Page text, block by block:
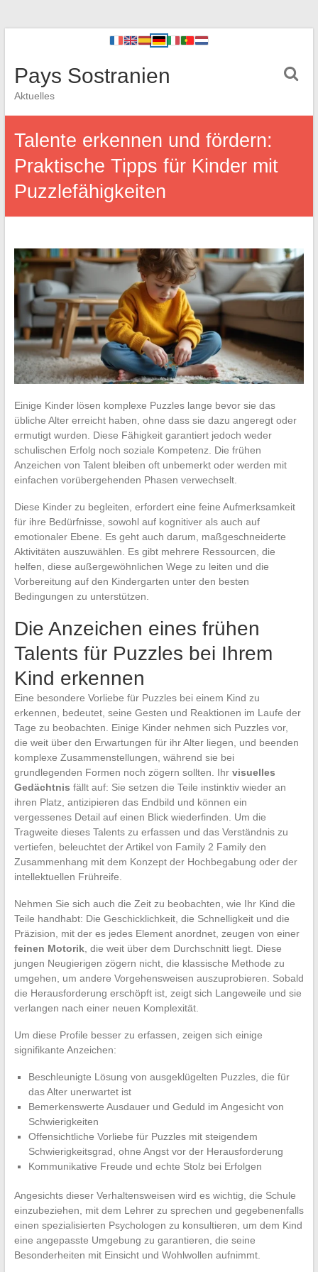
Pays Sostranien
Aktuelles
Talente erkennen und fördern:
Praktische Tipps für Kinder mit
Puzzlefähigkeiten
Einige Kinder lösen komplexe Puzzles lange bevor sie das
übliche Alter erreicht haben, ohne dass sie dazu angeregt oder
ermutigt wurden. Diese Fähigkeit garantiert jedoch weder
schulischen Erfolg noch soziale Kompetenz. Die frühen
Anzeichen von Talent bleiben oft unbemerkt oder werden mit
einfachen vorübergehenden Phasen verwechselt.
Diese Kinder zu begleiten, erfordert eine feine Aufmerksamkeit
für ihre Bedürfnisse, sowohl auf kognitiver als auch auf
emotionaler Ebene. Es geht auch darum, maßgeschneiderte
Aktivitäten auszuwählen. Es gibt mehrere Ressourcen, die
helfen, diese außergewöhnlichen Wege zu leiten und die
Vorbereitung auf den Kindergarten unter den besten
Bedingungen zu unterstützen.
Die Anzeichen eines frühen
Talents für Puzzles bei Ihrem
Kind erkennen
Eine besondere Vorliebe für Puzzles bei einem Kind zu
erkennen, bedeutet, seine Gesten und Reaktionen im Laufe der
Tage zu beobachten. Einige Kinder nehmen sich Puzzles vor,
die weit über den Erwartungen für ihr Alter liegen, und beenden
komplexe Zusammenstellungen, während sie bei
grundlegenden Formen noch zögern sollten. Ihr visuelles
Gedächtnis fällt auf: Sie setzen die Teile instinktiv wieder an
ihren Platz, antizipieren das Endbild und können ein
vergessenes Detail auf einen Blick wiederfinden. Um die
Tragweite dieses Talents zu erfassen und das Verständnis zu
vertiefen, beleuchtet der Artikel von Family 2 Family den
Zusammenhang mit dem Konzept der Hochbegabung oder der
intellektuellen Frühreife.
Nehmen Sie sich auch die Zeit zu beobachten, wie Ihr Kind die
Teile handhabt: Die Geschicklichkeit, die Schnelligkeit und die
Präzision, mit der es jedes Element anordnet, zeugen von einer
feinen Motorik, die weit über dem Durchschnitt liegt. Diese
jungen Neugierigen zögern nicht, die klassische Methode zu
umgehen, um andere Vorgehensweisen auszuprobieren. Sobald
die Herausforderung erschöpft ist, zeigt sich Langeweile und sie
verlangen nach einer neuen Komplexität.
Um diese Profile besser zu erfassen, zeigen sich einige
signifikante Anzeichen:
Beschleunigte Lösung von ausgeklügelten Puzzles, die für
das Alter unerwartet ist
Bemerkenswerte Ausdauer und Geduld im Angesicht von
Schwierigkeiten
Offensichtliche Vorliebe für Puzzles mit steigendem
Schwierigkeitsgrad, ohne Angst vor der Herausforderung
Kommunikative Freude und echte Stolz bei Erfolgen
Angesichts dieser Verhaltensweisen wird es wichtig, die Schule
einzubeziehen, mit dem Lehrer zu sprechen und gegebenenfalls
einen spezialisierten Psychologen zu konsultieren, um dem Kind
eine angepasste Umgebung zu garantieren, die seine
Besonderheiten mit Einsicht und Wohlwollen aufnimmt.